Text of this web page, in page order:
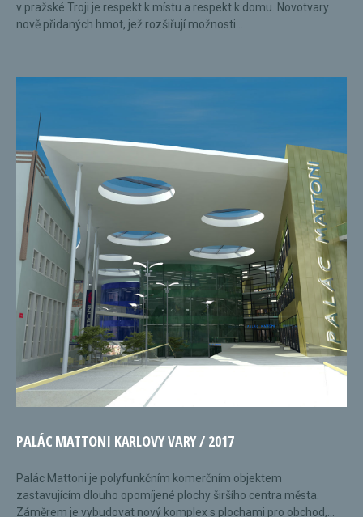
v pražské Troji je respekt k místu a respekt k domu. Novotvary
nově přidaných hmot, jež rozšiřují možnosti...
PALÁC MATTONI KARLOVY VARY / 2017
Palác Mattoni je polyfunkčním komerčním objektem
zastavujícím dlouho opomíjené plochy širšího centra města.
Záměrem je vybudovat nový komplex s plochami pro obchod,...